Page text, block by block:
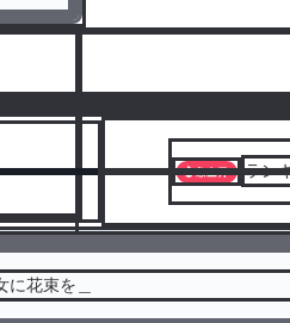
ラン
に花束を＿